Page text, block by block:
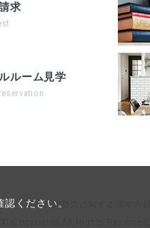
ください。
求
ルーム見学
ー ｜ 反社会的勢力に対する基本方針